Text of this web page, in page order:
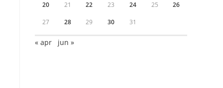
20 21 22 23 24 25 26
27 28 29 30 31
« apr jun »